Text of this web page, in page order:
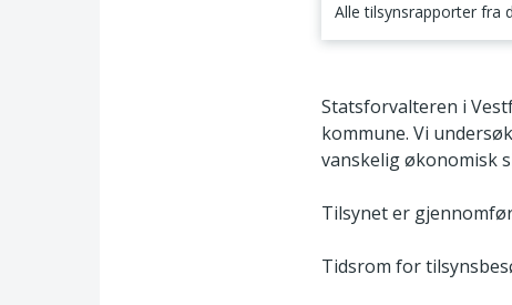
Alle tilsynsrapporter fra
Statsforvalteren i
kommune. Vi
vanskelig økonomisk
Tilsynet er
Tidsrom for